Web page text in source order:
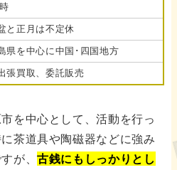
正月は不定休
県を中心に中国･四国地方
張買取、委託販売
を中心として、活動を行っ
茶道具や陶磁器などに強み
が、古銭にもしっかりとし